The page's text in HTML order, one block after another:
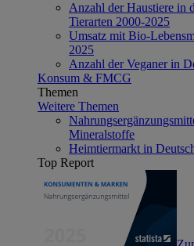
Anzahl der Haustiere in
Tierarten 2000-2025
Umsatz mit Bio-
2025
Anzahl der Veganer in
Konsum & FMCG
Themen
Weitere Themen
Mineralstoffe
Heimtiermarkt in
Top Report